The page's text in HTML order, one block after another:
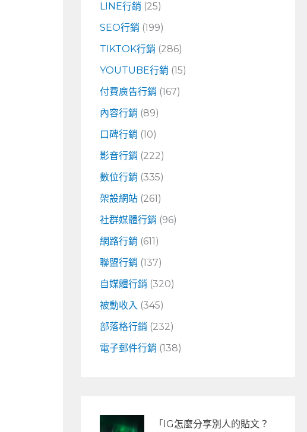
LINE行銷 (25)
SEO行銷 (199)
TIKTOK行銷 (286)
YOUTUBE行銷 (15)
付費廣告行銷 (167)
內容行銷 (89)
口碑行銷 (10)
影音行銷 (222)
數位行銷 (335)
架設網站(261)
社群媒體行銷 (96)
網路行銷 (611)
聯盟行銷 (137)
自媒體行銷 (320)
被動收入 (345)
部落格行銷 (232)
電子郵件行銷 (138)
「IG怎麼分享別人的貼文？